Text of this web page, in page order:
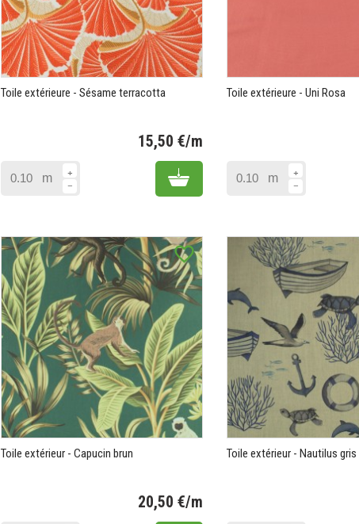
Toile extérieure - Sésame terracotta
15,50 €/m
m Add to cart
Toile extérieure - Uni Rosa
m
favorite_border
Toile extérieur - Capucin brun
20,50 €/m
Toile extérieur - Nautilus gris